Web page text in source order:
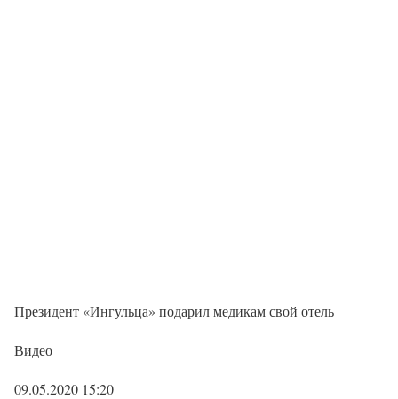
Президент «Ингульца» подарил медикам свой отель
Видео
09.05.2020 15:20